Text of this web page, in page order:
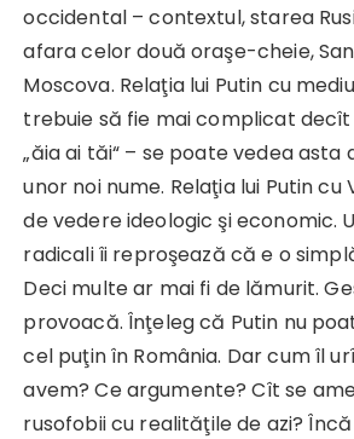
occidental – contextul, starea
afara celor două oraşe-cheie,
Moscova. Relaţia lui Putin cu
trebuie să fie mai complicat decît
„ăia ai tăi“ – se poate vedea asta
unor noi nume. Relaţia lui Putin cu
de vedere ideologic şi economic.
radicali îi reproşează că e o
Deci multe ar mai fi de lămurit.
provoacă. Înţeleg că Putin nu
cel puţin în România. Dar cum îl
avem? Ce argumente? Cît se
rusofobii cu realităţile de azi?